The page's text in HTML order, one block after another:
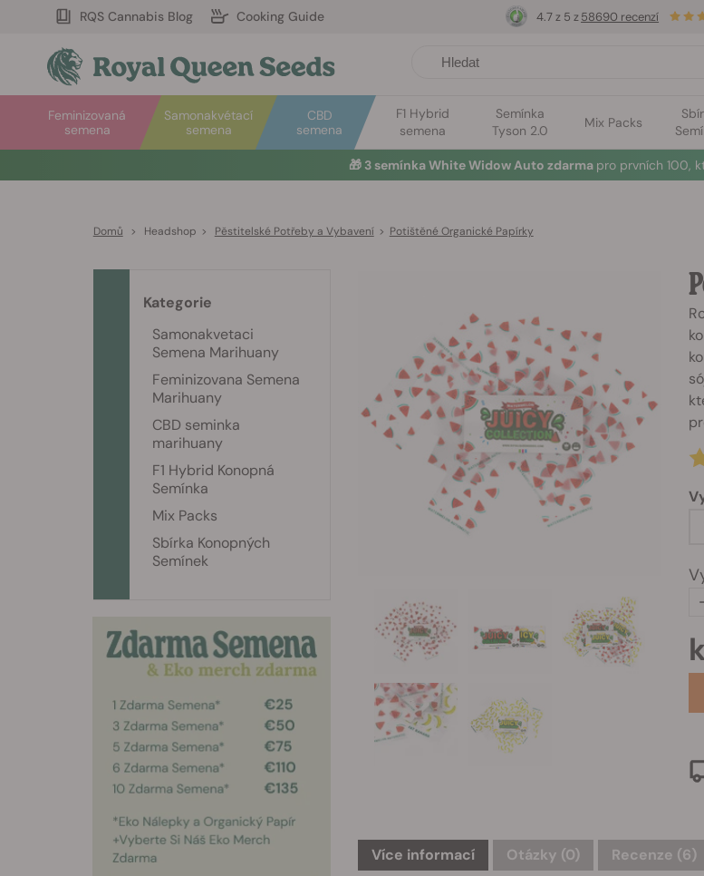
RQS Cannabis Blog Cooking Guide
Samonakvétací
semena
Feminizovaná
semena
CBD
semena
F1 Hybrid
semena
Semínka
Tyson 2.0
Mix Packs
4.7 z 5 z58690 recenzí
🎁 3 semínka White Widow Auto zdarma pro prvních 100,
Domů > Headshop > Pěstitelské Potřeby a Vybavení > Potištěné Organické Papírky
Více informací Otázky (0) Recenze (6)
Kategorie
Samonakvetaci
Semena Marihuany
Feminizovana Semena
Marihuany
CBD seminka
marihuany
F1 Hybrid Konopná
Semínka
Mix Packs
Sbírka Konopných
Semínek